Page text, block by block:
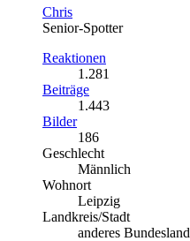
Chris
Senior-Spotter
Reaktionen
1.281
Beiträge
1.443
Bilder
186
Geschlecht
Männlich
Wohnort
Leipzig
Landkreis/Stadt
anderes Bundesland